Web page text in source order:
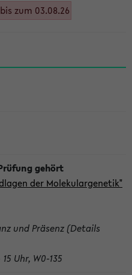
zum 03.08.26
der Molekulargenetik"
und Präsenz (Details
Uhr, W0-135